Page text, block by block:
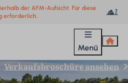
der AFM-Aufsicht. Für diese
erforderlich.
Menü
Verkaufsbroschüre ansehen